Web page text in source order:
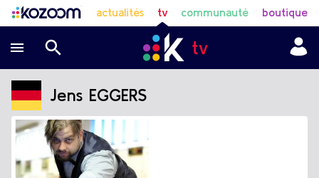
actualités tv communauté boutique
Jens EGGERS